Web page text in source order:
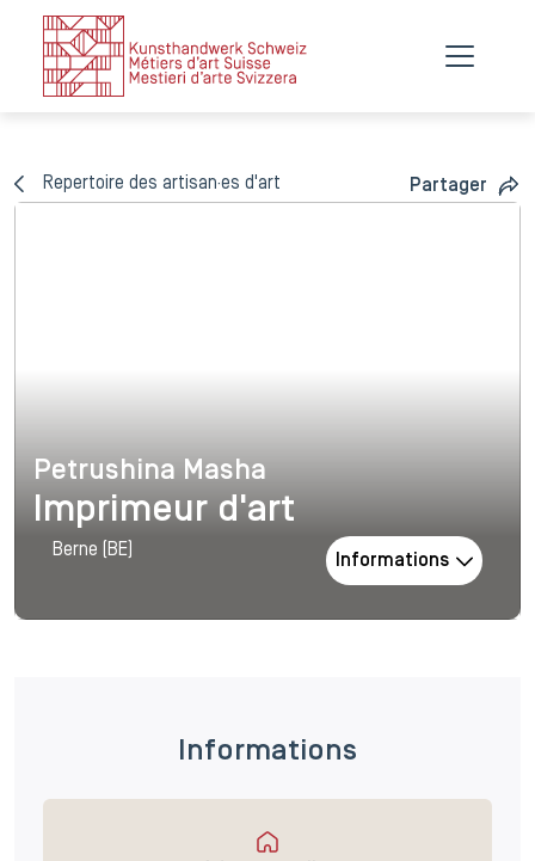
Repertoire des artisan·es d'art Partager
Petrushina Masha
Petrushina Masha
Imprimeur d'art
Berne (BE)
Informations
Informations